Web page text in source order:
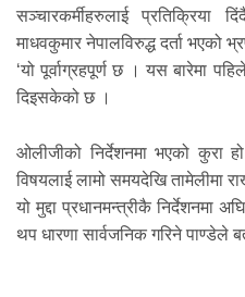
सञ्चारकर्मीहरुलाई प्रतिक्रिया
माधवकुमार नेपालविरुद्ध दर्ता भएको
‘यो पूर्वाग्रहपूर्ण छ । यस बारेमा
दिइसकेको छ ।
ओलीजीको निर्देशनमा भएको कुरा
विषयलाई लामो समयदेखि तामेलीमा
यो मुद्दा प्रधानमन्त्रीकै निर्देशनमा
थप धारणा सार्वजनिक गरिने पाण्डेले